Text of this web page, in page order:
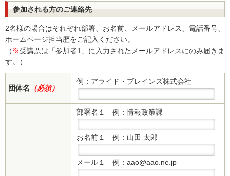
参加される方のご連絡先
2名様の場合はそれぞれ部署、お名前、メールアドレス、電話番号、
ホームページ担当歴をご記入ください。
（ ※受講票は「参加者1」に入力されたメールアドレスにのみ届きま
す。）
団体名 （必須）
例：アライド・ブレインズ株式会社
部署名１ 例：情報政策課
お名前１ 例：山田 太郎
メール１ 例：aao@aao.ne.jp